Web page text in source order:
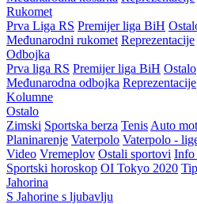
Rukomet
Prva Liga RS Premijer liga BiH
Međunarodni rukomet Reprezentacije
Odbojka
Prva liga RS Premijer liga BiH Ostalo
Međunarodna odbojka Reprezentacije
Kolumne
Ostalo
Zimski Sportska berza Tenis Auto
Planinarenje Vaterpolo Vaterpolo -
Video Vremeplov Ostali sportovi
Sportski horoskop OI Tokyo 2020
Jahorina
S Jahorine s ljubavlju